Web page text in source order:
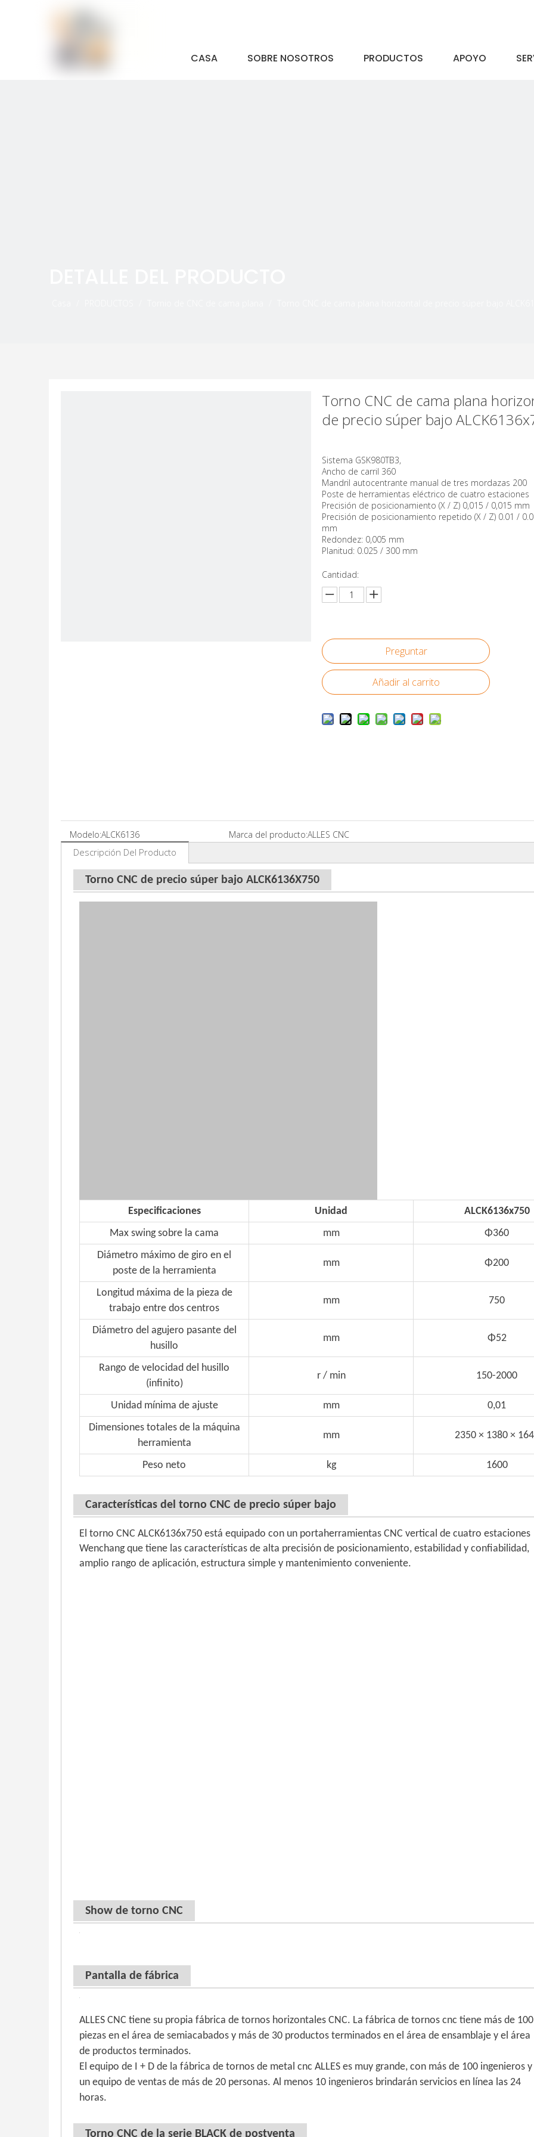
CASA SOBRE NOSOTROS PRODUCTOS APOYO
Torno CNC de cama plana
de precio súper bajo
Sistema GSK980TB3,
Ancho de carril 360
Mandril autocentrante manual de tres mordazas 200
Poste de herramientas eléctrico de cuatro estaciones
Precisión de posicionamiento (X / Z) 0,015 / 0,015 mm
Precisión de posicionamiento repetido (X / Z) 0.01 /
mm
Redondez: 0,005 mm
Planitud: 0.025 / 300 mm
Cantidad:
Preguntar
Añadir al carrito
Modelo:ALCK6136 Marca del producto:ALLES CNC
Descripción Del Producto
Torno CNC de precio súper bajo ALCK6136X750
Especificaciones Unidad
ALCK6136x750
Max swing sobre la cama
mm
Φ360
Diámetro máximo de giro en el
poste de la herramienta
mm Φ200
Longitud máxima de la pieza de
trabajo entre dos centros
mm 750
Diámetro del agujero pasante del
husillo
mm Φ52
Rango de velocidad del husillo
(infinito)
r / min 150-2000
Unidad mínima de ajuste mm
0,01
Dimensiones totales de la máquina
herramienta
mm 2350 × 1380 ×
Peso neto kg 1600
Características del torno CNC de precio súper bajo
El torno CNC ALCK6136x750 está equipado con un portaherramientas CNC vertical de cuatro estaciones
Wenchang que tiene las características de alta precisión de posicionamiento, estabilidad y confiabilidad,
amplio rango de aplicación, estructura simple y mantenimiento conveniente.
Show de torno CNC
Pantalla de fábrica
ALLES CNC tiene su propia fábrica de tornos horizontales CNC. La fábrica de tornos cnc tiene más de 100
piezas en el área de semiacabados y más de 30 productos terminados en el área de ensamblaje y el área
de productos terminados.
El equipo de I + D de la fábrica de tornos de metal cnc ALLES es muy grande, con más de 100 ingenieros y
un equipo de ventas de más de 20 personas. Al menos 10 ingenieros brindarán servicios en línea las 24
horas.
Torno CNC de la serie BLACK de postventa